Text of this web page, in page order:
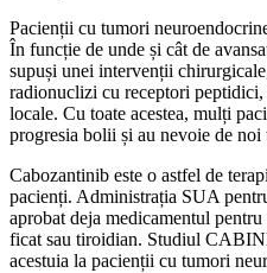
Pacienții cu tumori
În funcție de unde și cât de
supuși unei intervenții
radionuclizi cu receptori peptidici,
locale. Cu toate acestea, mulți
progresia bolii și au nevoie de noi
Cabozantinib este o astfel de
pacienți. Administrația SUA
aprobat deja medicamentul
ficat sau tiroidian. Studiul
acestuia la pacienții cu tumori